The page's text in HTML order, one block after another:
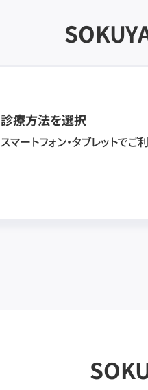
診療方法を選択
スマートフォン・タブレットで